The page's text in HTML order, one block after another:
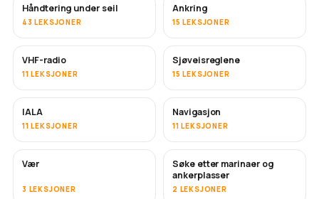
Håndtering under seil
43 LEKSJONER
Ankring
15 LEKSJONER
VHF-radio
11 LEKSJONER
Sjøveisreglene
15 LEKSJONER
IALA
11 LEKSJONER
Navigasjon
11 LEKSJONER
Vær
3 LEKSJONER
Søke etter marinaer og
ankerplasser
2 LEKSJONER